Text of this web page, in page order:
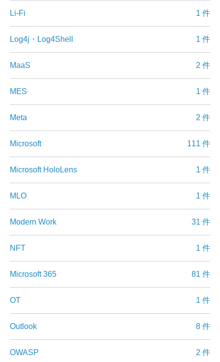
Li-Fi 1 件
Log4j・Log4Shell 1 件
MaaS 2 件
MES 1 件
Meta 2 件
Microsoft 111 件
Microsoft HoloLens 1 件
MLO 1 件
Modern Work 31 件
NFT 1 件
Microsoft 365 81 件
OT 1 件
Outlook 8 件
OWASP 2 件